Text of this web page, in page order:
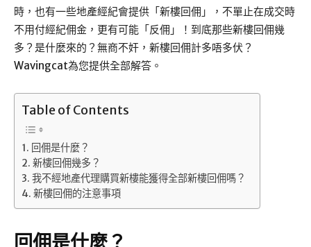
時，也有一些地產經紀會提供「新樓回佣」，不單止在成交時
不用付經紀佣金，更有可能「反佣」！到底那些新樓回佣幾
多？是什麼來的？無商不奸，新樓回佣計多唔多伏？
Wavingcat為您提供全部解答。
Table of Contents
回佣是什麼？
新樓回佣幾多？
我不經地產代理購買新樓能獲得全部新樓回佣嗎？
新樓回佣的注意事項